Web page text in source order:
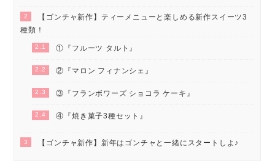
2
【ゴンチャ新作】ティーメニューと楽しめる新作スイーツ3
種類！
2.1 ①『フルーツ タルト』
2.2 ②『マロン フィナンシェ』
2.3 ③『フランボワーズ ショコラ ケーキ』
2.4 ④『焼き菓子3種セット』
3 【ゴンチャ新作】新年はゴンチャと一緒にスタートしよ♪